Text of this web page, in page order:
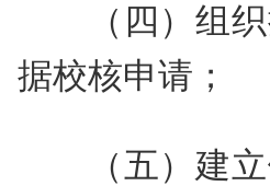
（四）组
据校核申请；
（五）建